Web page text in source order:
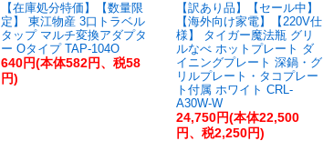
【在庫処分特価】【数量限
定】 東江物産 3口トラベル
タップ マルチ変換アダプタ
ー Oタイプ TAP-104O
640円(本体582円、税58
円)
【訳あり品】【セール中】
【海外向け家電】【220V仕
様】 タイガー魔法瓶 グリ
ルなべ ホットプレート ダ
イニングプレート 深鍋・グ
リルプレート・タコプレー
ト付属 ホワイト CRL-
A30W-W
24,750円(本体22,500
円、税2,250円)